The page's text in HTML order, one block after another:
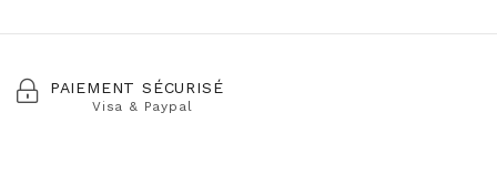
PAIEMENT SÉCURISÉ
Visa & Paypal